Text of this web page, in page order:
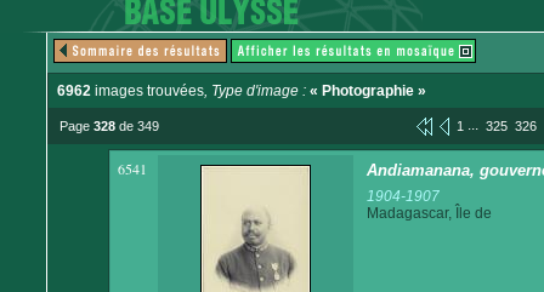
6962 images trouvées, Type d'image : « Photographie »
Page 328 de 349 1 ... 325 326
6541 Andiamanana,
1904-1907
Madagascar, Île de